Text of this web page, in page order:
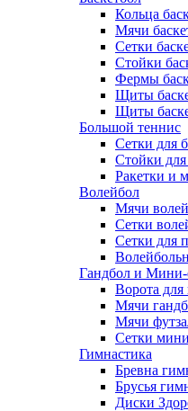
Кольца
Мячи
Сетки
Стойки
Фермы
Щиты
Щиты
Большой теннис
Сетки для
Стойки
Ракетки и
Волейбол
Мячи
Сетки
Сетки для
Гандбол и Мини-
Ворота
Мячи
Мячи
Сетки
Гимнастика
Бревна
Брусья
Диски